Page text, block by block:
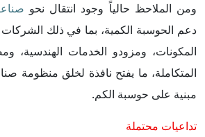
ومن الملاحظ حالياً وجود انتقال نحو
دعم الحوسبة الكمية، بما في ذلك
المكونات، ومزودو الخدمات الهندسية،
المتكاملة، ما يفتح نافذة لخلق منظومة
مبنية على حوسبة الكم.
تداعيات محتملة